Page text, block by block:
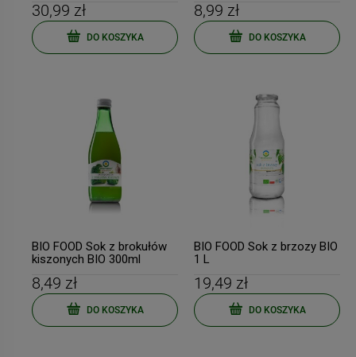
30,99 zł
DO KOSZYKA
8,99 zł
DO KOSZYKA
BIO FOOD Sok z brokułów
kiszonych BIO 300ml
8,49 zł
DO KOSZYKA
BIO FOOD Sok z brzozy BIO
1 L
19,49 zł
DO KOSZYKA